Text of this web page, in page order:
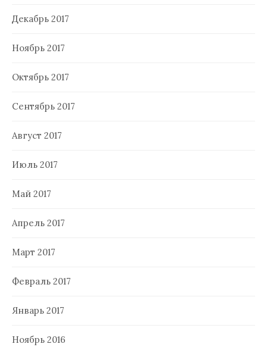
Декабрь 2017
Ноябрь 2017
Октябрь 2017
Сентябрь 2017
Август 2017
Июль 2017
Май 2017
Апрель 2017
Март 2017
Февраль 2017
Январь 2017
Ноябрь 2016